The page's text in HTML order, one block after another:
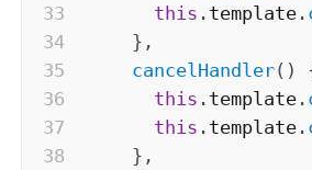
this . template .
} ,
cancelHandler( )
this . template .
this . template .
} ,